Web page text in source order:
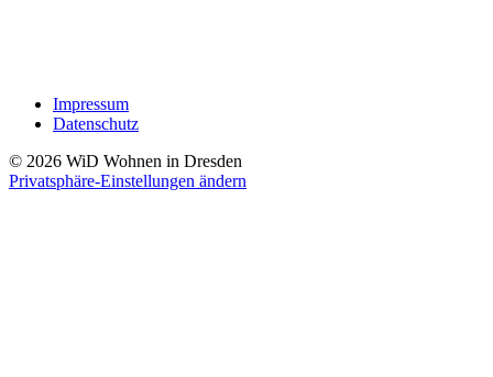
Impressum
Datenschutz
© 2026 WiD Wohnen in Dresden
Privatsphäre-Einstellungen ändern